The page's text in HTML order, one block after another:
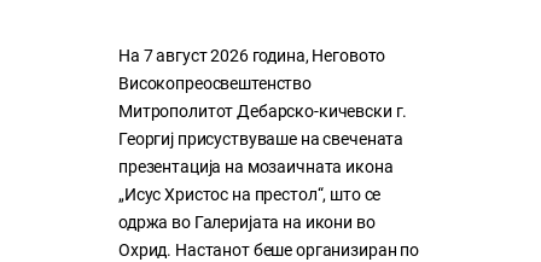
На 7 август 2026 година, Неговото
Високопреосвештенство
Митрополитот Дебарско-кичевски г.
Георгиј присуствуваше на свечената
презентација на мозаичната икона
„Исус Христос на престол“, што се
одржа во Галеријата на икони во
Охрид. Настанот беше организиран по